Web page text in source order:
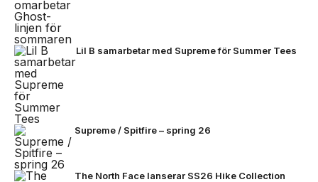
Lil B samarbetar med Supreme för Summer Tees
Supreme / Spitfire – spring 26
The North Face lanserar SS26 Hike Collection